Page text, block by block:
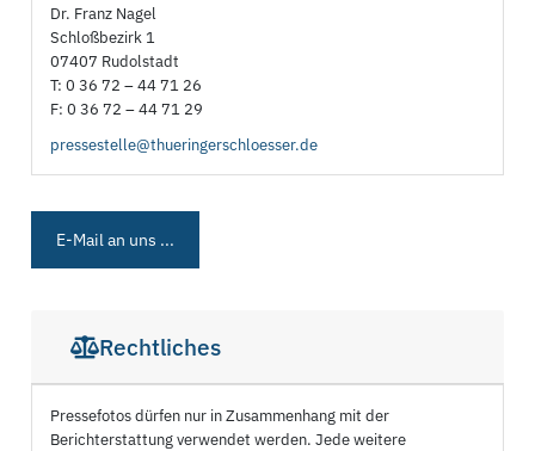
Dr. Franz Nagel
Schloßbezirk 1
07407 Rudolstadt
T: 0 36 72 – 44 71 26
F: 0 36 72 – 44 71 29
pressestelle@thueringerschloesser.de
E-Mail an uns ...
Rechtliches
Pressefotos dürfen nur in Zusammenhang mit der
Berichterstattung verwendet werden. Jede weitere